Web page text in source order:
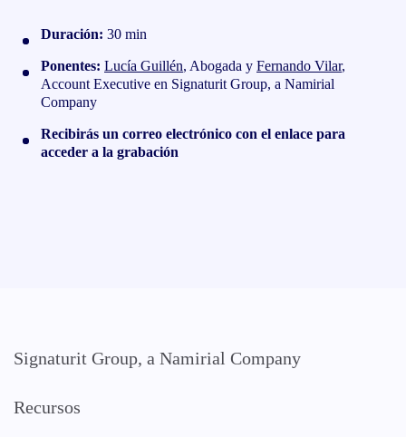
Duración: 30 min
Ponentes: Lucía Guillén, Abogada y Fernando Vilar,
Account Executive en Signaturit Group, a Namirial
Company
Recibirás un correo electrónico con el enlace para
acceder a la grabación
Signaturit Group, a Namirial Company
Recursos